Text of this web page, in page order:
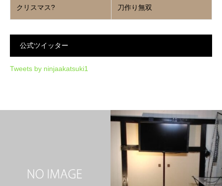
クリスマス? 刀作り無双
公式ツイッター
Tweets by ninjaakatsuki1